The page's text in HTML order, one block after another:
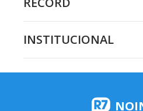
INSTITUCIONAL